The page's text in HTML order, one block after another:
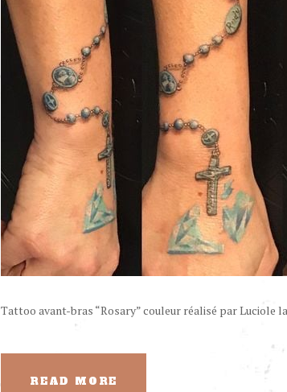
Tattoo avant-bras “Rosary” couleur réalisé par Luciole
READ MORE